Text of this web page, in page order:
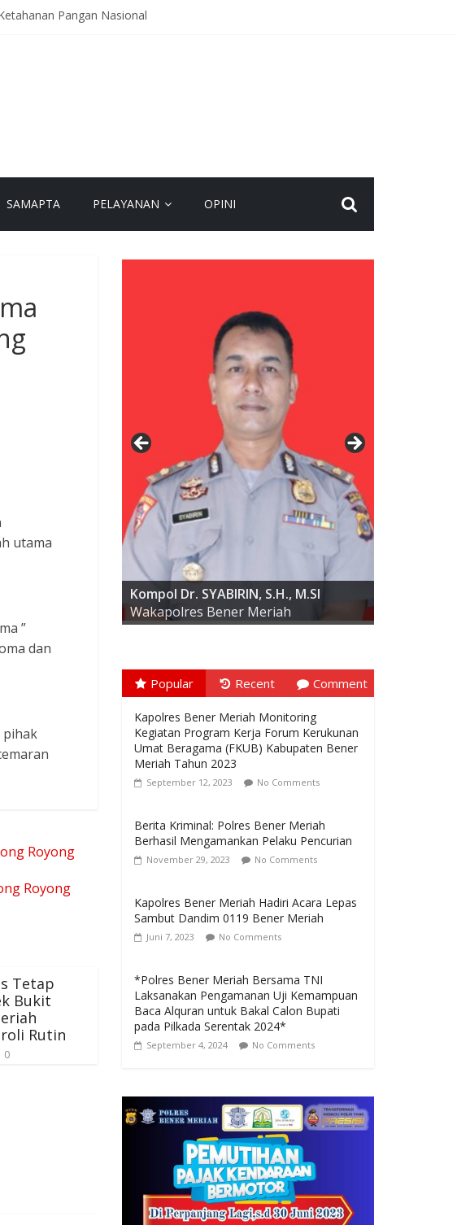
Pangan Nasional
Tempati Hunian yang Layak
Lintas Diberlakukan Buka Tutup
SAMAPTA PELAYANAN OPINI
utama
”
dan
pihak
Royong
Royong
Tetap
Bukit
Rutin
0
AKBP ARIS CAI DWI SUSANTO S.I.K.,
M.I.K
Kompol Dr. SYABIRIN, S.H., M.SI
Wakapolres Bener Meriah
Popular Recent Comment
Kapolres Bener Meriah Monitoring
Kegiatan Program Kerja Forum Kerukunan
Umat Beragama (FKUB) Kabupaten Bener
Meriah Tahun 2023
September 12, 2023 No Comments
Berita Kriminal: Polres Bener Meriah
Berhasil Mengamankan Pelaku Pencurian
November 29, 2023 No Comments
Kapolres Bener Meriah Hadiri Acara Lepas
Sambut Dandim 0119 Bener Meriah
Juni 7, 2023 No Comments
*Polres Bener Meriah Bersama TNI
Laksanakan Pengamanan Uji Kemampuan
Baca Alquran untuk Bakal Calon Bupati
pada Pilkada Serentak 2024*
September 4, 2024 No Comments